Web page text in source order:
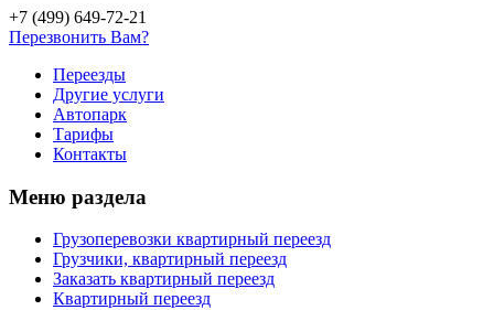
+7 (499) 649-72-21
Перезвонить Вам?
Переезды
Другие услуги
Автопарк
Тарифы
Контакты
Меню раздела
Грузоперевозки квартирный переезд
Грузчики, квартирный переезд
Заказать квартирный переезд
Квартирный переезд